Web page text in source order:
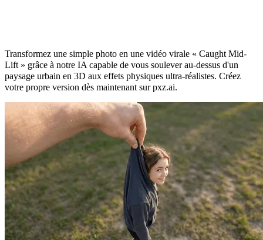
Transformez une simple photo en une vidéo virale « Caught Mid-
Lift » grâce à notre IA capable de vous soulever au-dessus d'un
paysage urbain en 3D aux effets physiques ultra-réalistes. Créez
votre propre version dès maintenant sur pxz.ai.